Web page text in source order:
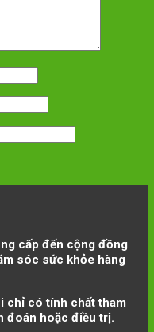
cấp đến cộng đồng
sóc sức khỏe hàng
chỉ có tính chất tham
đoán hoặc điều trị.